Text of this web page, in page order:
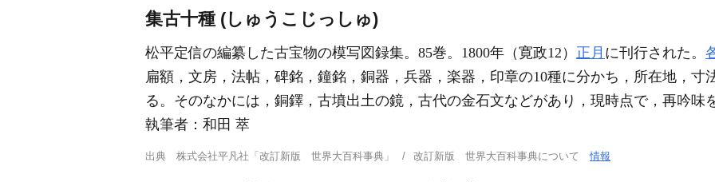
集古十種 (しゅうこじっしゅ)
松平定信の編纂した古宝物の模写図録集。85巻。1800年（寛政12） 正月 に刊行された。
扁額，文房，法帖，碑銘，鐘銘，銅器，兵器，楽器，印章の10種に分かち，所在地，寸
る。そのなかには，銅鐸，古墳出土の鏡，古代の金石文などがあり，現時点で，再吟味
執筆者： 和田 萃
出典 株式会社平凡社「改訂新版 世界大百科事典」 改訂新版 世界大百科事典について情報